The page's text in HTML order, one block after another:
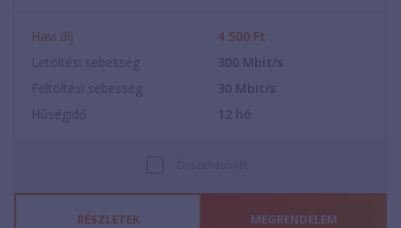
Havi díj 4 500 Ft
Letöltési sebesség
300 Mbit/s
Feltöltési sebesség
30 Mbit/s
Hűségidő
12 hó
RÉSZLETEK MEGRENDELEM